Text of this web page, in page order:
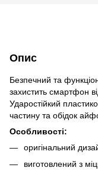
Опис
Безпечний та
захистить смартфон
Ударостійкий
частину та обідок
Особливості:
оригінальний
виготовлений з